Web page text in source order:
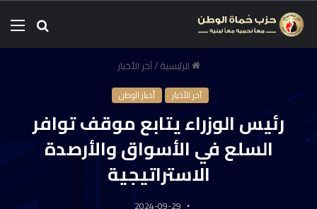
الرئيسية/آخر الأخبار
آخر الأخبار أخبار الوطن
رئيس الوزراء يتابع موقف توافر
السلع في الأسواق والأرصدة
الاستراتيجية